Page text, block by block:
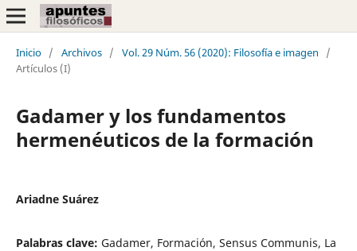
Inicio / Archivos / Vol. 29 Núm. 56 (2020): Filosofía e imagen
/
Artículos (I)
Gadamer y los fundamentos
hermenéuticos de la formación
Ariadne Suárez
Palabras clave: Gadamer, Formación, Sensus Communis, La